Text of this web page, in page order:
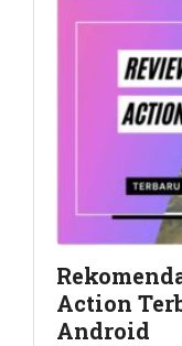
Action
Android